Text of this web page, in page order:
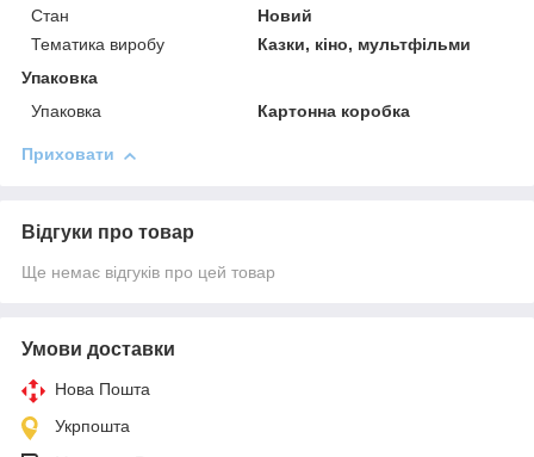
Стан
Новий
Тематика виробу
Казки, кіно, мультфільми
Упаковка
Упаковка
Картонна коробка
Приховати
Відгуки про товар
Ще немає відгуків про цей товар
Умови доставки
Нова Пошта
Укрпошта